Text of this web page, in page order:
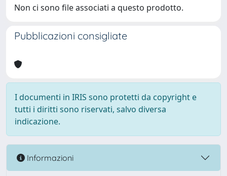
Non ci sono file associati a questo prodotto.
Pubblicazioni consigliate
I documenti in IRIS sono protetti da copyright e
tutti i diritti sono riservati, salvo diversa
indicazione.
Informazioni